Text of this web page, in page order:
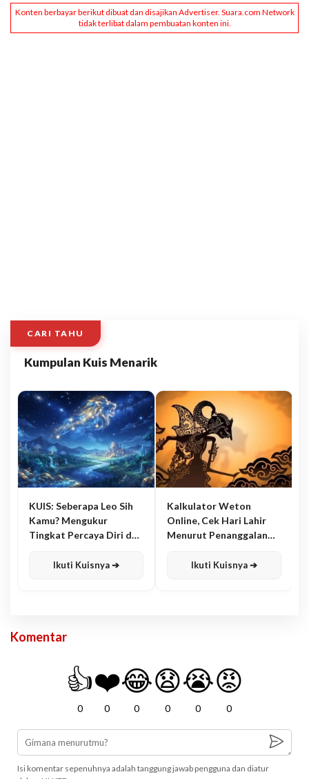
CARI TAHU
Kumpulan Kuis Menarik
KUIS: Seberapa Leo Sih
Kamu? Mengukur
Tingkat Percaya Diri dan
Ikuti Kuisnya ➔
Kalkulator Weton
Online, Cek Hari Lahir
Menurut Penanggalan
Ikuti Kuisnya ➔
Komentar
👍
0
❤️
0
😂
0
😧
0
😭
0
😡
0
Isi komentar sepenuhnya adalah tanggung jawab pengguna dan diatur